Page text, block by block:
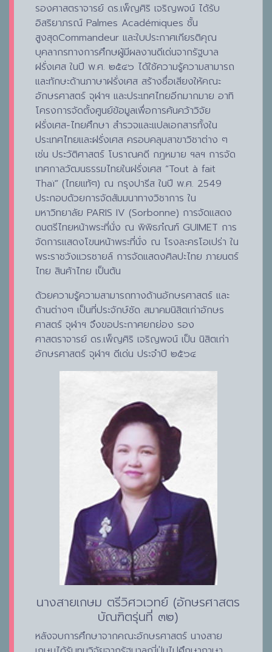
รองศาสตราจารย์ ดร.เพ็ญศิริ เจริญพจน์ ได้รับ
อิสริยาภรณ์ Palmes Académiques ชั้น
สูงสุดCommandeur และใบประกาศเกียรติคุณ
บุคลากรทางการศึกษผู้มีผลงานดีเด่นจากรัฐบาล
ฝรั่งเศส ในปี พ.ศ. ๒๕๔๖ ได้ใช้ความรู้ความสามารถ
และทักษะด้านภาษาฝรั่งเศส สร้างชื่อเสียงให้คณะ
อักษรศาสตร์ จุฬาฯ และประเทศไทยอีกมากมาย อาทิ
โครงการจัดตั้งศูนย์ข้อมูลเพื่อการค้นคว้าวิจัย
ฝรั่งเศส-ไทยศึกษา สำรวจและแปลเอกสารทั้งใน
ประเทศไทยและฝรั่งเศส ครอบคลุมสาขาวิชาต่าง ๆ
เช่น ประวัติศาสตร์ โบราณคดี กฎหมาย ฯลฯ การจัด
เทศกาลวัฒนธรรมไทยในฝรั่งเศส “Tout à fait
Thaï” (ไทยแท้ๆ) ณ กรุงปารีส ในปี พ.ศ. 2549
ประกอบด้วยการจัดสัมมนาทางวิชาการ ใน
มหาวิทยาลัย PARIS IV (Sorbonne) การจัดแสดง
ดนตรีไทยหน้าพระที่นั่ง ณ พิพิธภํณฑ์ GUIMET การ
จัดการแสดงโขนหน้าพระที่นั่ง ณ โรงละครโอเปร่า ใน
พระราชวังแวรซายล์ การจัดแสดงศิลปะไทย ภายนตร์
ไทย สินค้าไทย เป็นต้น
ด้วยความรู้ความสามารถทางด้านอักษรศาสตร์ และ
ด้านต่างๆ เป็นที่ประจักษ์ชัด สมาคมนิสิตเก่าอักษร
ศาสตร์ จุฬาฯ จึงขอประกาศยกย่อง รอง
ศาสตราจารย์ ดร.เพ็ญศิริ เจริญพจน์ เป็น นิสิตเก่า
อักษรศาสตร์ จุฬาฯ ดีเด่น ประจำปี ๒๕๖๔
นางสายเกษม ตรีวิศวเวทย์ (อักษรศาสตร
บัณฑิตรุ่นที่ ๓๒)
หลังจบการศึกษาจากคณะอักษรศาสตร์ นางสาย